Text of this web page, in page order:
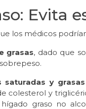
Evita
los médicos
grasas, dado que
saturadas y
colesterol y
graso no